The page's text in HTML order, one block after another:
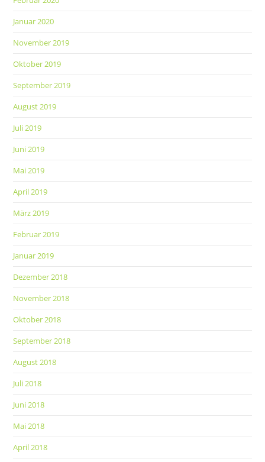
Januar 2020
November 2019
Oktober 2019
September 2019
August 2019
Juli 2019
Juni 2019
Mai 2019
April 2019
März 2019
Februar 2019
Januar 2019
Dezember 2018
November 2018
Oktober 2018
September 2018
August 2018
Juli 2018
Juni 2018
Mai 2018
April 2018